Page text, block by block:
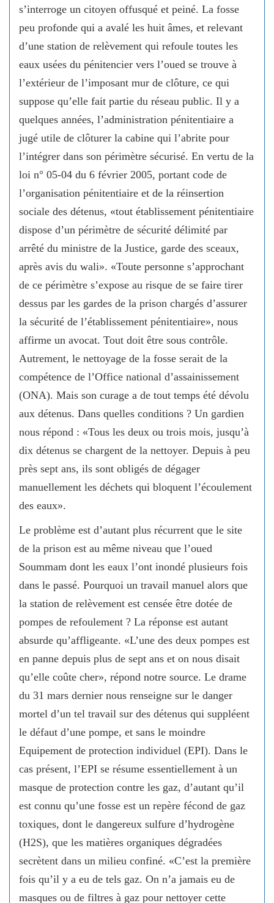
s’interroge un citoyen offusqué et peiné. La fosse
peu profonde qui a avalé les huit âmes, et relevant
d’une station de relèvement qui refoule toutes les
eaux usées du pénitencier vers l’oued se trouve à
l’extérieur de l’imposant mur de clôture, ce qui
suppose qu’elle fait partie du réseau public. Il y a
quelques années, l’administration pénitentiaire a
jugé utile de clôturer la cabine qui l’abrite pour
l’intégrer dans son périmètre sécurisé. En vertu de la
loi n° 05-04 du 6 février 2005, portant code de
l’organisation pénitentiaire et de la réinsertion
sociale des détenus, «tout établissement pénitentiaire
dispose d’un périmètre de sécurité délimité par
arrêté du ministre de la Justice, garde des sceaux,
après avis du wali». «Toute personne s’approchant
de ce périmètre s’expose au risque de se faire tirer
dessus par les gardes de la prison chargés d’assurer
la sécurité de l’établissement pénitentiaire», nous
affirme un avocat. Tout doit être sous contrôle.
Autrement, le nettoyage de la fosse serait de la
compétence de l’Office national d’assainissement
(ONA). Mais son curage a de tout temps été dévolu
aux détenus. Dans quelles conditions ? Un gardien
nous répond : «Tous les deux ou trois mois, jusqu’à
dix détenus se chargent de la nettoyer. Depuis à peu
près sept ans, ils sont obligés de dégager
manuellement les déchets qui bloquent l’écoulement
des eaux».
Le problème est d’autant plus récurrent que le site
de la prison est au même niveau que l’oued
Soummam dont les eaux l’ont inondé plusieurs fois
dans le passé. Pourquoi un travail manuel alors que
la station de relèvement est censée être dotée de
pompes de refoulement ? La réponse est autant
absurde qu’affligeante. «L’une des deux pompes est
en panne depuis plus de sept ans et on nous disait
qu’elle coûte cher», répond notre source. Le drame
du 31 mars dernier nous renseigne sur le danger
mortel d’un tel travail sur des détenus qui suppléent
le défaut d’une pompe, et sans le moindre
Equipement de protection individuel (EPI). Dans le
cas présent, l’EPI se résume essentiellement à un
masque de protection contre les gaz, d’autant qu’il
est connu qu’une fosse est un repère fécond de gaz
toxiques, dont le dangereux sulfure d’hydrogène
(H2S), que les matières organiques dégradées
secrètent dans un milieu confiné. «C’est la première
fois qu’il y a eu de tels gaz. On n’a jamais eu de
masques ou de filtres à gaz pour nettoyer cette